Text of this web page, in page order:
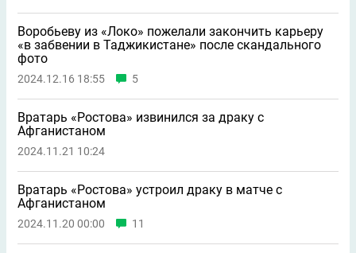
Воробьеву из «Локо» пожелали закончить карьеру
«в забвении в Таджикистане» после скандального
фото
2024.12.16 18:55 5
Вратарь «Ростова» извинился за драку с
Афганистаном
2024.11.21 10:24
Вратарь «Ростова» устроил драку в матче с
Афганистаном
2024.11.20 00:00 11